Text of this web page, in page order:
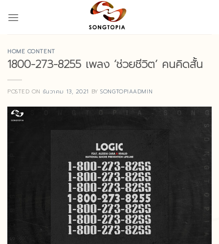
HOME CONTENT
1800-273-8255 เพลง ‘ช่วยชีวิต’ คนคิดสั้น
POSTED ON ธันวาคม 13, 2021 BYSONGTOPIAADMIN